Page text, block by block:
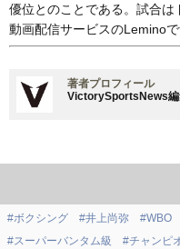
優位とのことである。試合
動画配信サービスのLemino
著者プロフィール
VictorySportsNews編
#ボクシング #井上尚弥 #WBO
#スーパーバンタム級
#チャンピ